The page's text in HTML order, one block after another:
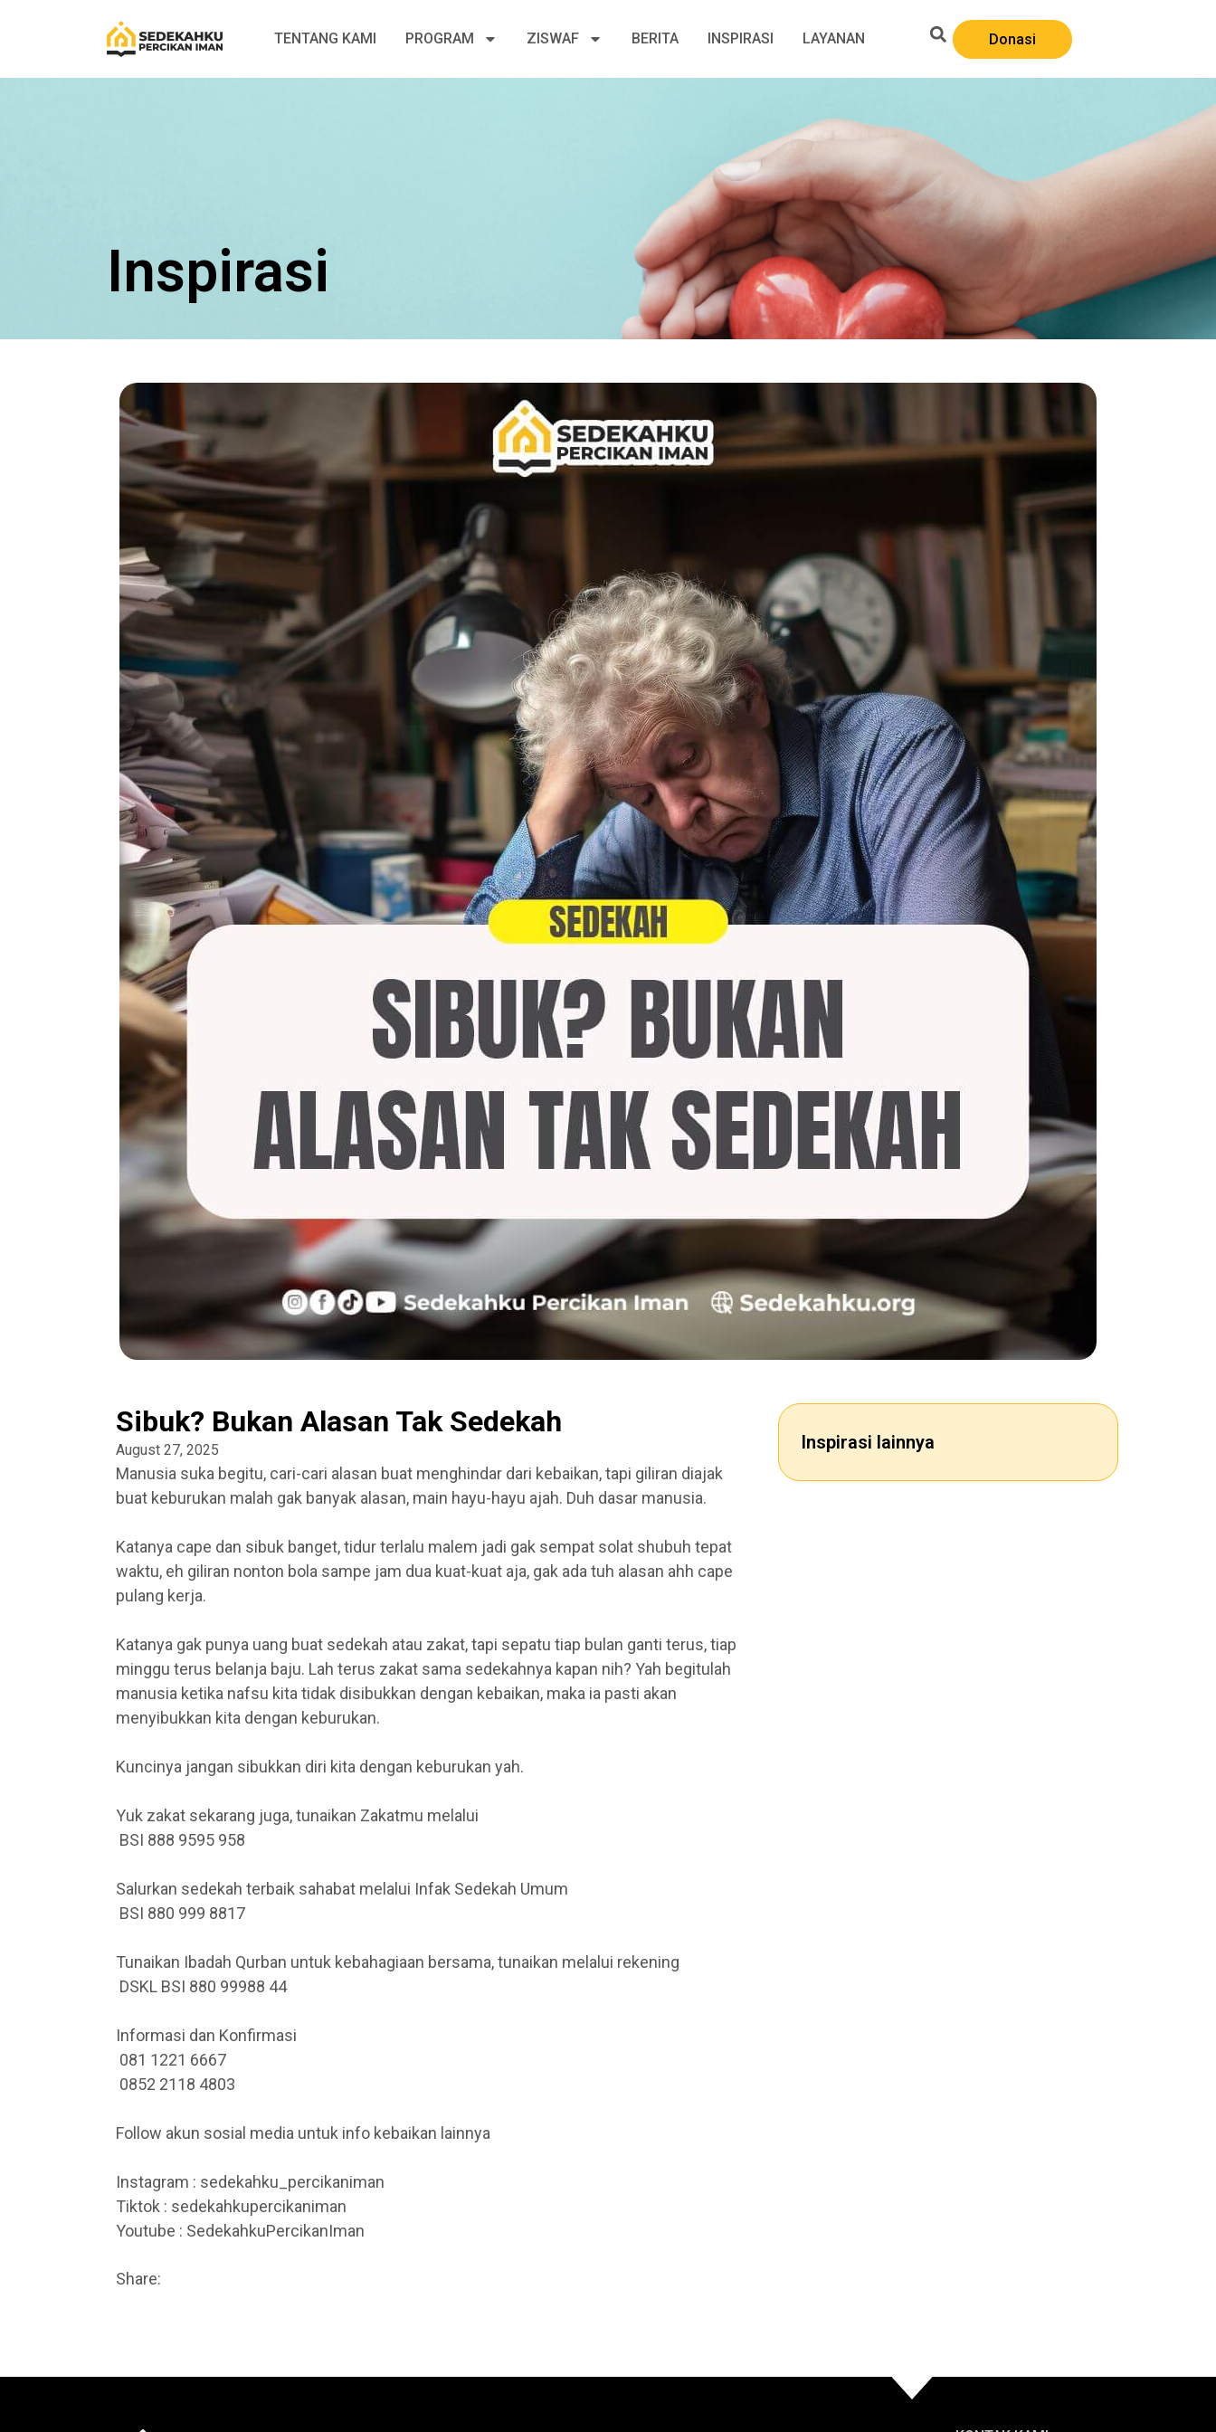
TENTANG KAMI PROGRAM ZISWAF BERITA INSPIRASI LAYANAN Donasi
Inspirasi
Sibuk? Bukan Alasan Tak Sedekah
August 27, 2025
Manusia suka begitu, cari-cari alasan buat menghindar dari kebaikan, tapi giliran diajak
buat keburukan malah gak banyak alasan, main hayu-hayu ajah. Duh dasar manusia.
Katanya cape dan sibuk banget, tidur terlalu malem jadi gak sempat solat shubuh tepat
waktu, eh giliran nonton bola sampe jam dua kuat-kuat aja, gak ada tuh alasan ahh cape
pulang kerja.
Katanya gak punya uang buat sedekah atau zakat, tapi sepatu tiap bulan ganti terus, tiap
minggu terus belanja baju. Lah terus zakat sama sedekahnya kapan nih? Yah begitulah
manusia ketika nafsu kita tidak disibukkan dengan kebaikan, maka ia pasti akan
menyibukkan kita dengan keburukan.
Kuncinya jangan sibukkan diri kita dengan keburukan yah.
Yuk zakat sekarang juga, tunaikan Zakatmu melalui
BSI 888 9595 958
Salurkan sedekah terbaik sahabat melalui Infak Sedekah Umum
BSI 880 999 8817
Tunaikan Ibadah Qurban untuk kebahagiaan bersama, tunaikan melalui rekening
DSKL BSI 880 99988 44
Informasi dan Konfirmasi
081 1221 6667
0852 2118 4803
Follow akun sosial media untuk info kebaikan lainnya
Instagram : sedekahku_percikaniman
Tiktok : sedekahkupercikaniman
Youtube : SedekahkuPercikanIman
Share:
Inspirasi lainnya